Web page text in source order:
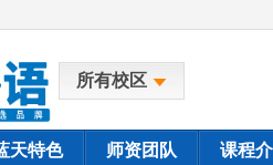
所有校区
天特色 师资团队 课程